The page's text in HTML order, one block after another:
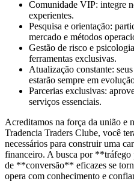
Comunidade VIP: integre
experientes.
Pesquisa e orientação:
mercado e métodos
Gestão de risco e
ferramentas exclusivas.
Atualização constante:
estarão sempre em
Parcerias exclusivas:
serviços essenciais.
Acreditamos na força da união e
Tradencia Traders Clube, você
necessários para construir uma
financeiro. A busca por **tráfego
de **conversão** eficazes se
opera com conhecimento e